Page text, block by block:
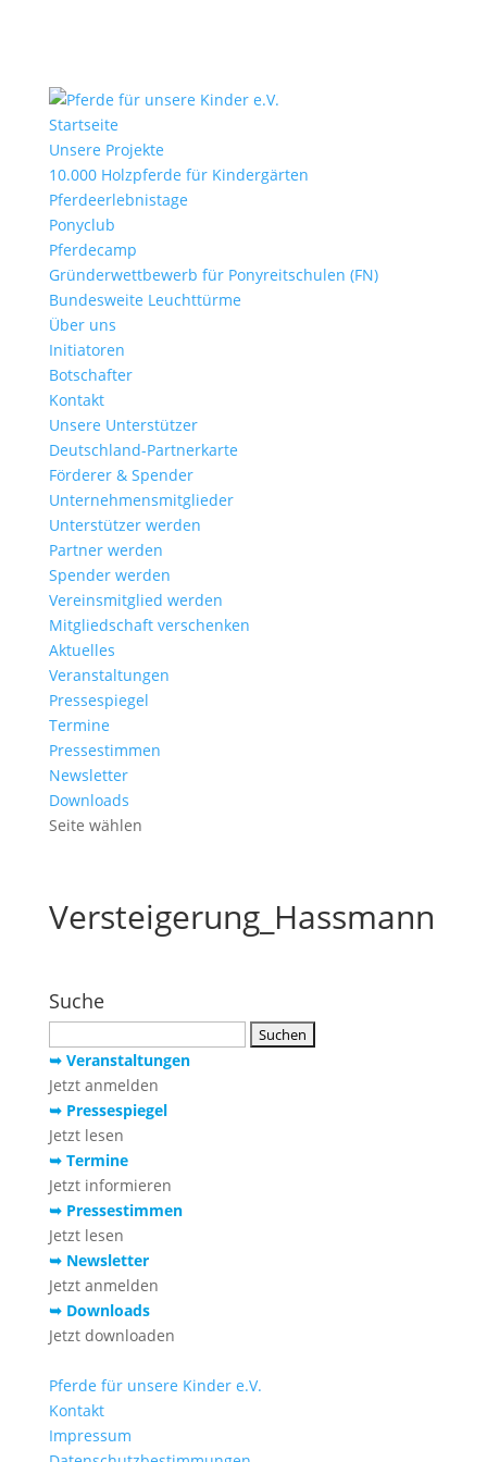
Startseite
Unsere Projekte
10.000 Holzpferde für Kindergärten
Pferdeerlebnistage
Ponyclub
Pferdecamp
Gründerwettbewerb für Ponyreitschulen (FN)
Bundesweite Leuchttürme
Über uns
Initiatoren
Botschafter
Kontakt
Unsere Unterstützer
Deutschland-Partnerkarte
Förderer & Spender
Unternehmensmitglieder
Unterstützer werden
Partner werden
Spender werden
Vereinsmitglied werden
Mitgliedschaft verschenken
Aktuelles
Veranstaltungen
Pressespiegel
Termine
Pressestimmen
Newsletter
Downloads
Seite wählen
Versteigerung_Hassmann
Suche
nach:
➥ Veranstaltungen
Jetzt anmelden
➥ Pressespiegel
Jetzt lesen
➥ Termine
Jetzt informieren
➥ Pressestimmen
Jetzt lesen
➥ Newsletter
Jetzt anmelden
➥ Downloads
Jetzt downloaden
Pferde für unsere Kinder e.V.
Kontakt
Impressum